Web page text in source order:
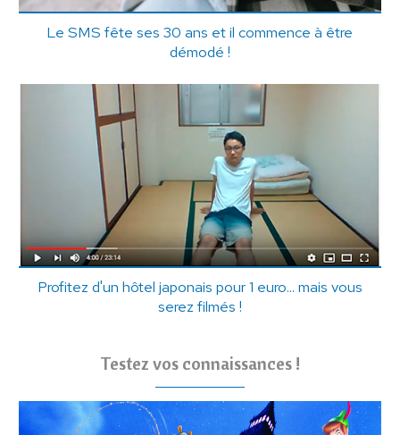
Le SMS fête ses 30 ans et il commence à être
démodé !
Profitez d'un hôtel japonais pour 1 euro... mais vous
serez filmés !
Testez vos connaissances !